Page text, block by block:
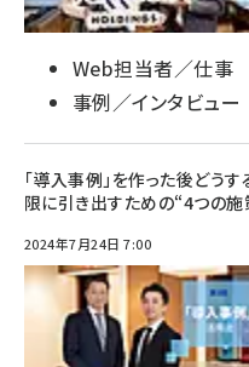
Web担当者／仕事
事例／インタビュー
「導入事例」を作った後どう
限に引き出すための“4つの施
2024年7月24日 7:00